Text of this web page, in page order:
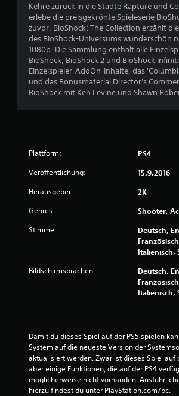
Kehre zurück in die Städte Rapture und
erlebe die preisgekrönte Spieleserie
zuvor. BioShock: The Collection erzählt
des BioShock-Universums wunderschön
1080p. Die Sammlung enthält alle
BioShock, BioShock 2 und BioShock
Einzelspieler-AddOn-Inhalte, das
und das Bonusmaterial Director's
BioShock mit Ken Levine und Shawn
Plattform: PS4
Veröffentlichung: 15.9.2016
Herausgeber: 2K
Genres: Shooter,
Stimme:
Deutsch,
Italienisch,
Bildschirmsprachen:
Deutsch,
Italienisch,
Damit du dieses Spiel auf der PS5 spielen
System auf die neueste Version der
aktualisiert werden. Zwar ist dieses Spiel auf
aber einige Funktionen, die auf der PS4
möglicherweise nicht vorhanden.
hierzu findest du unter PlayStation.com/bc.